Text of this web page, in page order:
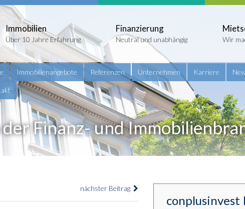
Immobilien
Über 10 Jahre Erfahrung
Finanzierung
Neutral und unabhängig Wir
Immobilienangebote Referenzen Unternehmen Karriere
Finanz- und
nächster Beitrag
conplusinvest